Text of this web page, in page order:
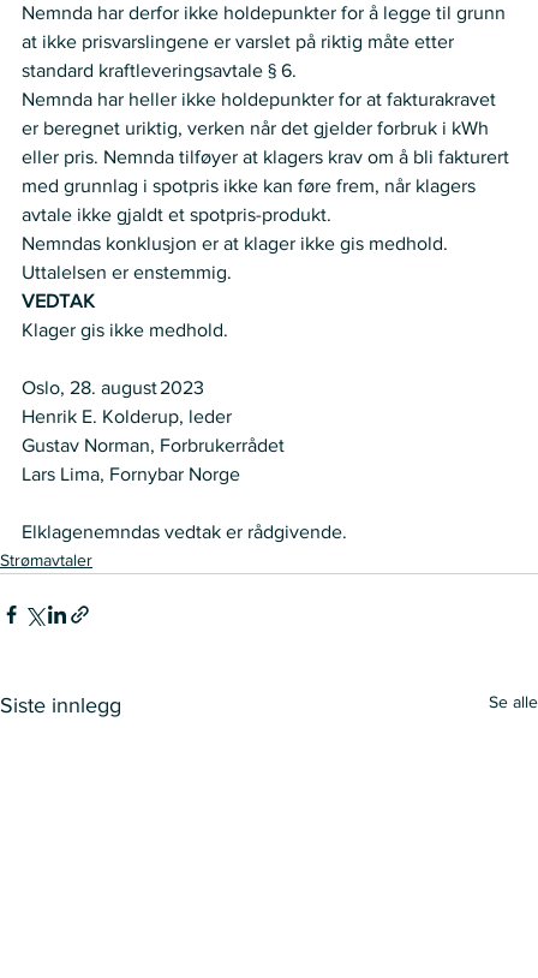
Nemnda har derfor ikke holdepunkter for å legge til grunn
at ikke prisvarslingene er varslet på riktig måte etter
standard kraftleveringsavtale § 6.
Nemnda har heller ikke holdepunkter for at fakturakravet
er beregnet uriktig, verken når det gjelder forbruk i kWh
eller pris. Nemnda tilføyer at klagers krav om å bli fakturert
med grunnlag i spotpris ikke kan føre frem, når klagers
avtale ikke gjaldt et spotpris-produkt.
Nemndas konklusjon er at klager ikke gis medhold.
Uttalelsen er enstemmig.
VEDTAK
Klager gis ikke medhold.
Oslo, 28. august 2023
Henrik E. Kolderup, leder
Gustav Norman, Forbrukerrådet
Lars Lima, Fornybar Norge
Elklagenemndas vedtak er rådgivende.
Strømavtaler
Siste innlegg Se alle